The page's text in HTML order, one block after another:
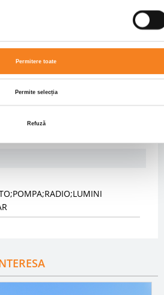
Permitere toate
Permite selecția
Refuză
Basculanta
TrilateralaSCHWARZMULLER
SHORT